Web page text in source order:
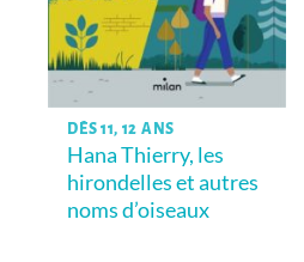
DÈS 11, 12 ANS
Hana Thierry, les
hirondelles et autres
noms d’oiseaux